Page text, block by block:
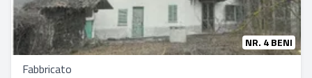
NR. 4 BENI
Fabbricato